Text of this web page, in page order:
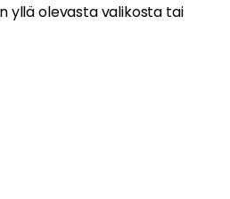
yllä olevasta valikosta tai